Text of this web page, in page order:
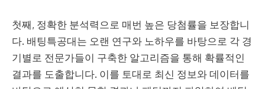
첫째, 정확한 분석력으로 매번 높은 당첨률을 보장합니
다. 배팅특공대는 오랜 연구와 노하우를 바탕으로 각 경
기별로 전문가들이 구축한 알고리즘을 통해 확률적인
결과를 도출합니다. 이를 토대로 최신 정보와 데이터를